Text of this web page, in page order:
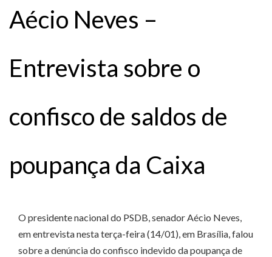
Aécio Neves –
Entrevista sobre o
confisco de saldos de
poupança da Caixa
O presidente nacional do PSDB, senador Aécio Neves,
em entrevista nesta terça-feira (14/01), em Brasília, falou
sobre a denúncia do confisco indevido da poupança de